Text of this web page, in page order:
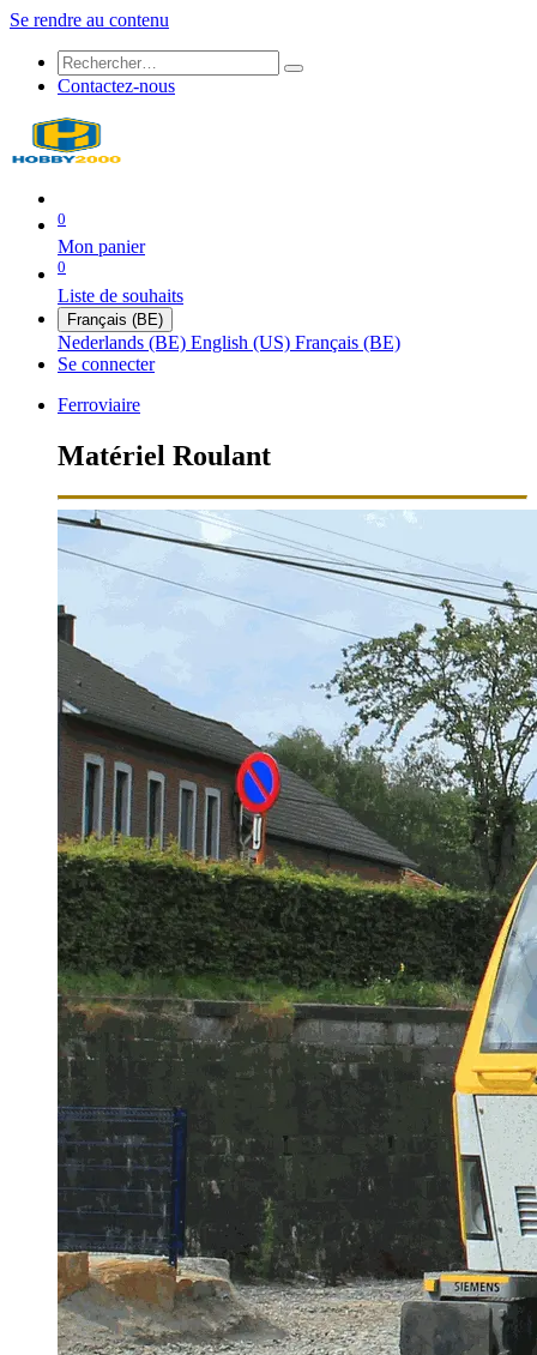
Se rendre au contenu
Contactez-nous
0
Mon panier
0
Liste de souhaits
Français (BE)
Nederlands (BE) English (US) Français (BE)
Se connecter
Ferroviaire
Matériel Roulant